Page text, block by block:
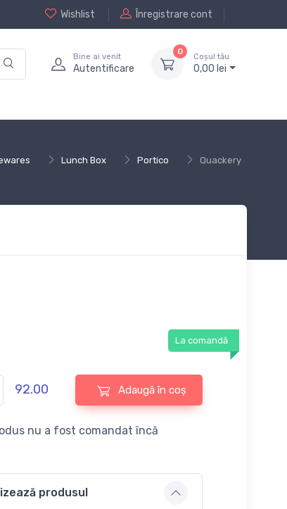
Wishlist Înregistrare cont
Bine ai venit
Autentificare
0
Coșul tău
0,00 lei
Lunch Box Portico Quackery
La comandă
92.00 Adaugă în coș
nu a fost comandat încă
produsul